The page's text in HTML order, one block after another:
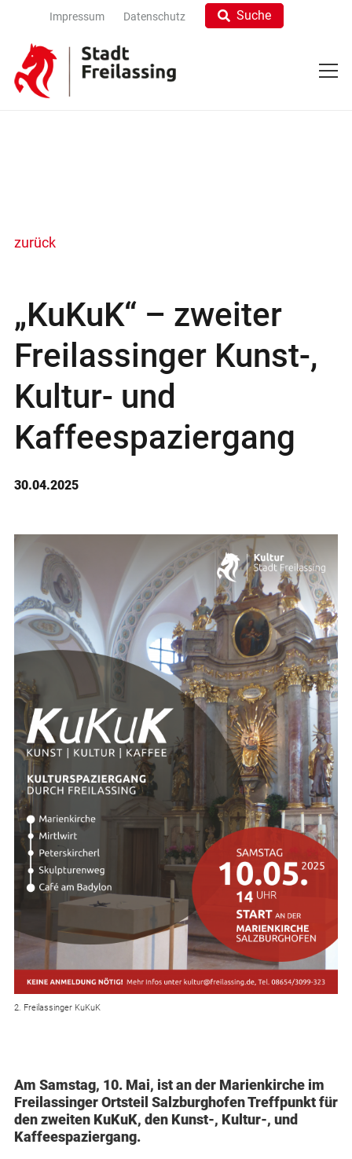
Impressum Datenschutz Suche
zurück
„KuKuK“ – zweiter
Freilassinger Kunst-,
Kultur- und
Kaffeespaziergang
30.04.2025
2. Freilassinger KuKuK
Am Samstag, 10. Mai, ist an der Marienkirche im
Freilassinger Ortsteil Salzburghofen Treffpunkt für
den zweiten KuKuK, den Kunst-, Kultur-, und
Kaffeespaziergang.